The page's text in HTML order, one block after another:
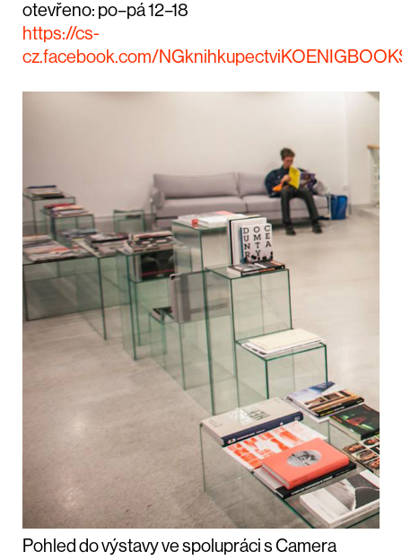
otevřeno: po–pá 12–18
https://cs-
cz.facebook.com/
Pohled do výstavy ve spolupráci s Camera